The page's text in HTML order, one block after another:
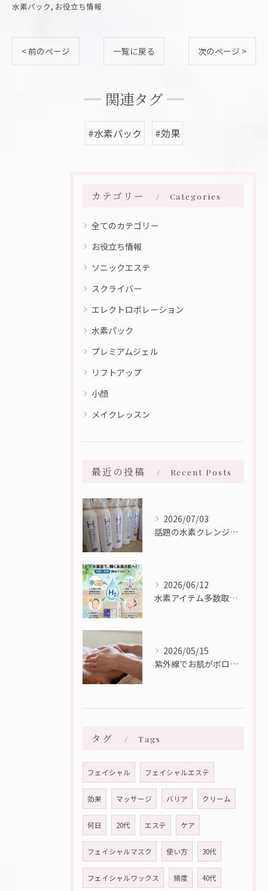
水素パック お役立ち情報
< 前のページ 一覧に戻る 次のページ >
関連タグ
#水素パック #効果
カテゴリー Categories
全てのカテゴリー
お役立ち情報
ソニックエステ
スクライバー
エレクトロポレーション
水素パック
プレミアムジェル
リフトアップ
小顔
メイクレッスン
最近の投稿 Recent Posts
2026/07/03
話題の水素クレンジング入荷しました☆彡
2026/06/12
水素アイテム多数取り扱っております♪
2026/05/15
紫外線でお肌がボロボロに・・・💦
タグ Tags
フェイシャル フェイシャルエステ
効果 マッサージ バリア クリーム
何日 20代 エステ ケア
フェイシャルマスク 使い方 30代
フェイシャルワックス 頻度 40代